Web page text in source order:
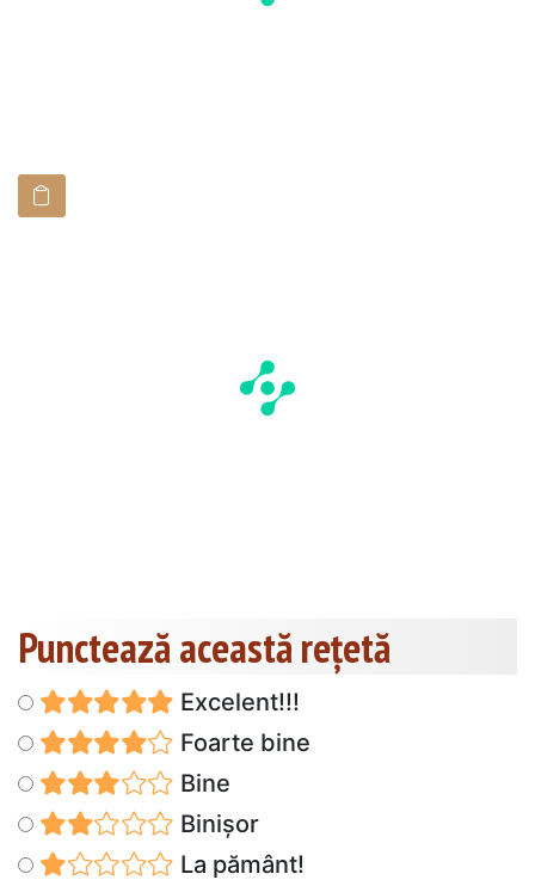
Punctează această reţetă
Excelent!!!
Foarte bine
Bine
Binișor
La pământ!